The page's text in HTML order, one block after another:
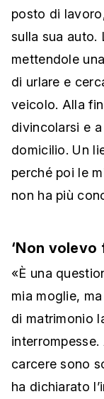
posto di
sulla sua auto.
mettendole
di urlare e
veicolo. Alla
divincolarsi e
domicilio. Un
perché poi le
non ha più
‘Non volevo
«È una
mia moglie,
di matrimonio
carcere sono
ha dichiarato